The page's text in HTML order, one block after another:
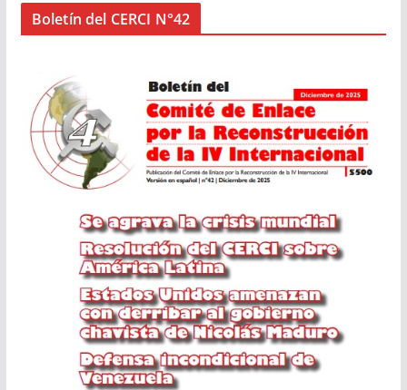
Boletín del CERCI N°42